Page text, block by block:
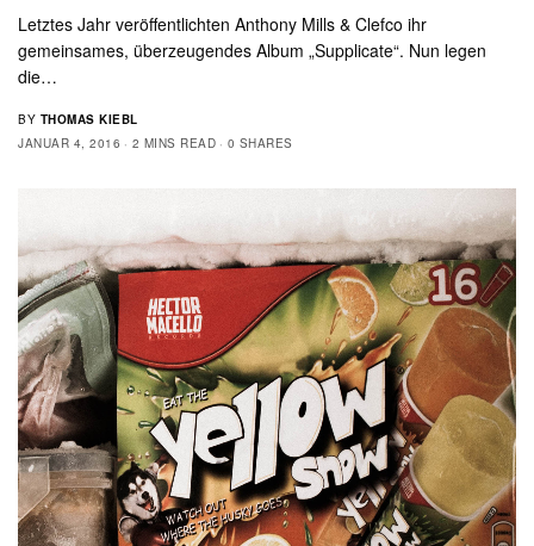
Letztes Jahr veröffentlichten Anthony Mills & Clefco ihr
gemeinsames, überzeugendes Album „Supplicate“. Nun legen
die…
BY THOMAS KIEBL
JANUAR 4, 2016
2 MINS READ 0 SHARES